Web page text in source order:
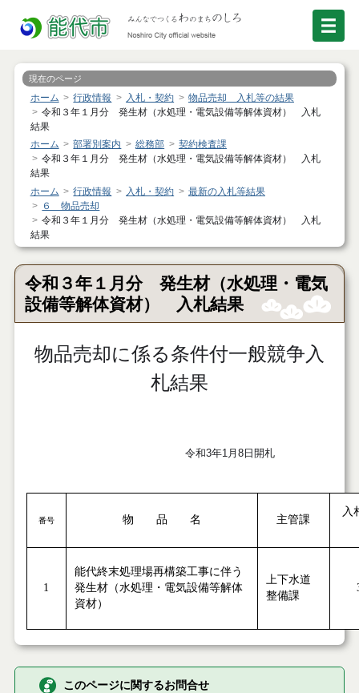
現在のページ
ホーム 行政情報 入札・契約
物品売却 入札等の結果
令和３年１月分 発生材（水処理・電気設備等解体資材） 入札
結果
ホーム
部署別案内 総務部
契約検査課
令和３年１月分 発生材（水処理・電気設備等解体資材） 入札
結果
ホーム
行政情報 入札・契約
最新の入札等結果
６ 物品売却
令和３年１月分 発生材（水処理・電気設備等解体資材） 入札
結果
令和３年１月分 発生材（水処理・電気
設備等解体資材） 入札結果
物品売却に係る条件付一般競争入
札結果
令和3年1月8日開札
番号 物 品 名 主管課
入
1
能代終末処理場再構築工事に伴う
発生材（水処理・電気設備等解体
資材）
上下水道
整備課
このページに関するお問合せ